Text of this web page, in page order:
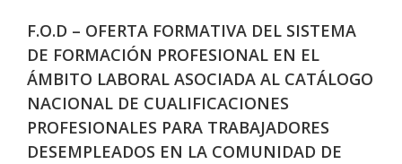
F.O.D – OFERTA FORMATIVA DEL SISTEMA
DE FORMACIÓN PROFESIONAL EN EL
ÁMBITO LABORAL ASOCIADA AL CATÁLOGO
NACIONAL DE CUALIFICACIONES
PROFESIONALES PARA TRABAJADORES
DESEMPLEADOS EN LA COMUNIDAD DE